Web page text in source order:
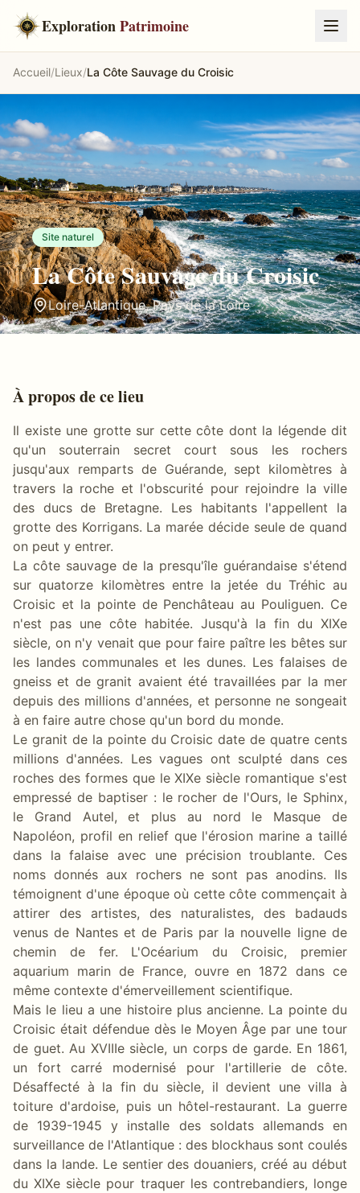
ExplorationPatrimoine
Accueil/Lieux/La Côte Sauvage du Croisic
Site naturel
La Côte Sauvage du Croisic
Loire-Atlantique,Pays de la Loire
À propos de ce lieu
Il existe une grotte sur cette côte dont la légende dit
qu'un souterrain secret court sous les rochers
jusqu'aux remparts de Guérande, sept kilomètres à
travers la roche et l'obscurité pour rejoindre la ville
des ducs de Bretagne. Les habitants l'appellent la
grotte des Korrigans. La marée décide seule de quand
on peut y entrer.
La côte sauvage de la presqu'île guérandaise s'étend
sur quatorze kilomètres entre la jetée du Tréhic au
Croisic et la pointe de Penchâteau au Pouliguen. Ce
n'est pas une côte habitée. Jusqu'à la fin du XIXe
siècle, on n'y venait que pour faire paître les bêtes sur
les landes communales et les dunes. Les falaises de
gneiss et de granit avaient été travaillées par la mer
depuis des millions d'années, et personne ne songeait
à en faire autre chose qu'un bord du monde.
Le granit de la pointe du Croisic date de quatre cents
millions d'années. Les vagues ont sculpté dans ces
roches des formes que le XIXe siècle romantique s'est
empressé de baptiser : le rocher de l'Ours, le Sphinx,
le Grand Autel, et plus au nord le Masque de
Napoléon, profil en relief que l'érosion marine a taillé
dans la falaise avec une précision troublante. Ces
noms donnés aux rochers ne sont pas anodins. Ils
témoignent d'une époque où cette côte commençait à
attirer des artistes, des naturalistes, des badauds
venus de Nantes et de Paris par la nouvelle ligne de
chemin de fer. L'Océarium du Croisic, premier
aquarium marin de France, ouvre en 1872 dans ce
même contexte d'émerveillement scientifique.
Mais le lieu a une histoire plus ancienne. La pointe du
Croisic était défendue dès le Moyen Âge par une tour
de guet. Au XVIIIe siècle, un corps de garde. En 1861,
un fort carré modernisé pour l'artillerie de côte.
Désaffecté à la fin du siècle, il devient une villa à
toiture d'ardoise, puis un hôtel-restaurant. La guerre
de 1939-1945 y installe des soldats allemands en
surveillance de l'Atlantique : des blockhaus sont coulés
dans la lande. Le sentier des douaniers, créé au début
du XIXe siècle pour traquer les contrebandiers, longe